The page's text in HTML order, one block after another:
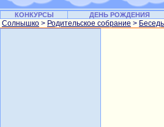
КОНКУРСЫ ДЕНЬ РОЖДЕНИЯ
Солнышко > Родительское собрание >